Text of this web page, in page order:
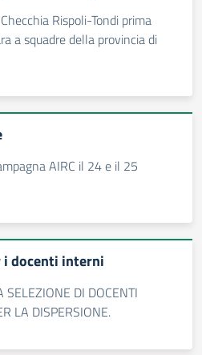
Rispoli-Tondi prima
a squadre della provincia di
AIRC il 24 e il 25
i docenti interni
DI DOCENTI
LA DISPERSIONE.